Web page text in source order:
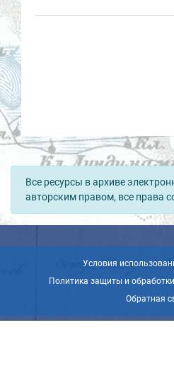
Все ресурсы в архиве
авторским правом, все права
Условия
Политика защиты и
Обратная